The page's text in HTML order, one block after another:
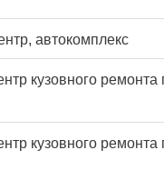
автокомплекс
кузовного ремонта
кузовного ремонта